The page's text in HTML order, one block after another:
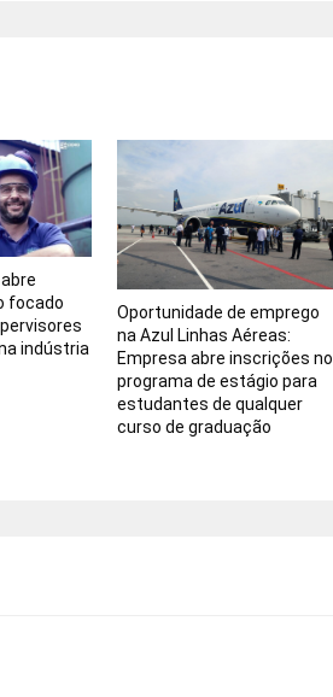
focado
indústria
Oportunidade de emprego
na Azul Linhas Aéreas:
Empresa abre inscrições no
programa de estágio para
estudantes de qualquer
curso de graduação